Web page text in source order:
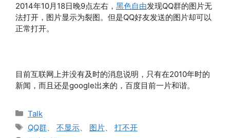
2014年10月18日晚9点左右， 黑色自由发现QQ群的图片无
法打开，图片显示为裂图。但是QQ好友发送的图片却可以
正常打开。
目前互联网上并没有及时的消息说明，只有在2010年时的
新闻，而且还是google出来的，百度目前一片和谐。
分
类
Talk
标
QQ群 不显示 图片
打不开